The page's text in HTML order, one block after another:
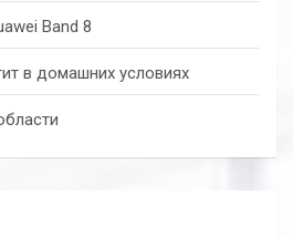
Band 8
в домашних условиях